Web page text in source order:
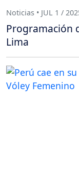
Noticias • JUL 1 /
Programación
Lima